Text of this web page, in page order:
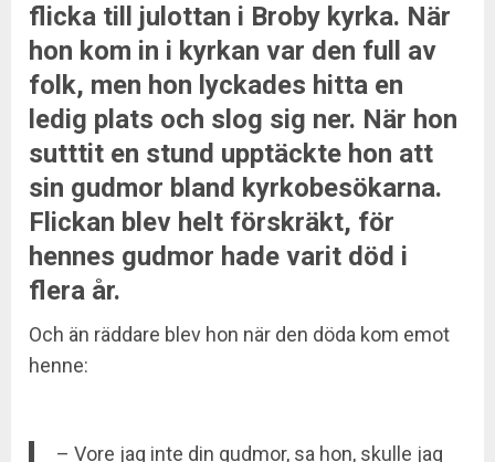
flicka till julottan i Broby kyrka. När
hon kom in i kyrkan var den full av
folk, men hon lyckades hitta en
ledig plats och slog sig ner. När hon
sutttit en stund upptäckte hon att
sin gudmor bland kyrkobesökarna.
Flickan blev helt förskräkt, för
hennes gudmor hade varit död i
flera år.
Och än räddare blev hon när den döda kom emot
henne:
– Vore jag inte din gudmor, sa hon, skulle jag